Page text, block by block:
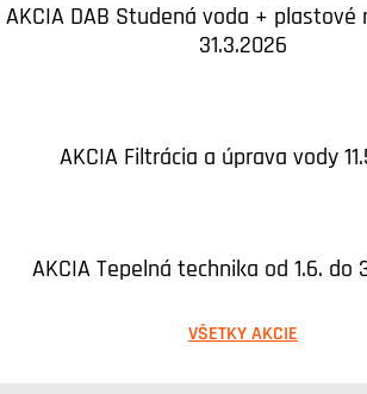
AKCIA DAB Studená voda + plastové
31.3.2026
AKCIA Filtrácia a úprava vody
AKCIA Tepelná technika od 1.6. do
VŠETKY AKCIE